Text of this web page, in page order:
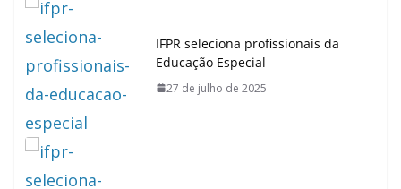
IFPR seleciona profissionais da
Educação Especial
27 de julho de 2025